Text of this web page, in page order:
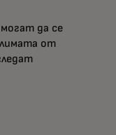
да се
от